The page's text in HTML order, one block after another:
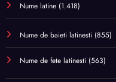
Nume latine (1.418)
Nume de baieti latinesti (855)
Nume de fete latinesti (563)